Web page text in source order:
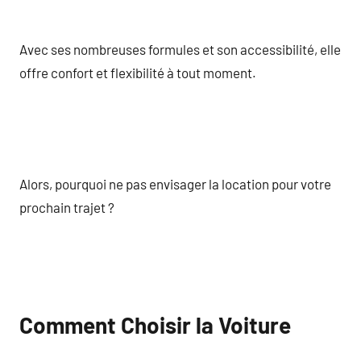
Avec ses nombreuses formules et son accessibilité, elle
offre confort et flexibilité à tout moment.
Alors, pourquoi ne pas envisager la location pour votre
prochain trajet ?
Comment Choisir la Voiture